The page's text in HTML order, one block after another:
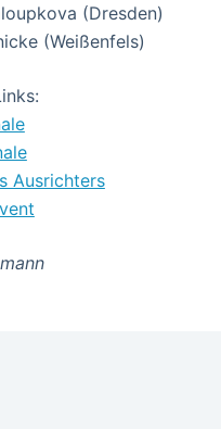
(Dresden)
(Weißenfels)
Ausrichters